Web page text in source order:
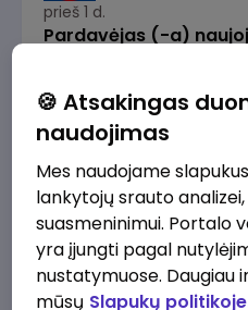
prieš 1 d.
Pardavėjas (-a)
Lidl Lietuva, UAB
1230 - 2035 €/mėn.
prieš 1 d.
Pardavėjas (-a)
🍪 Atsakingas
naudojimas
Mes naudojame
lankytojų srauto
suasmeninimui. Portalo
yra įjungti pagal
nustatymuose. Daugiau
mūsų Slapukų